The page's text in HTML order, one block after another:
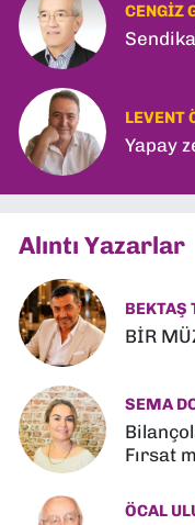
CENGIZ
LEVENT
Yapay
Alıntı Yazarlar
BEKTAŞ
BİR
SEMA
Fırsat
ÖCAL